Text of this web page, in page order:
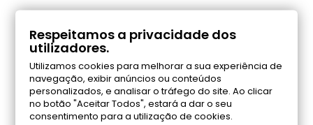
COMENTÁRIOS (0)
Seja o primeiro a fazer uma avaliação
Respeitamos a privacidade dos
utilizadores.
Utilizamos cookies para melhorar a sua experiência de
navegação, exibir anúncios ou conteúdos
personalizados, e analisar o tráfego do site. Ao clicar
no botão "Aceitar Todos", estará a dar o seu
consentimento para a utilização de cookies.